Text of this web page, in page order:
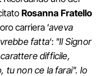
Rosanna Fratello
carriera ‘aveva
fatta‘:"Il Signor
difficile,
tu non ce la farai". Io